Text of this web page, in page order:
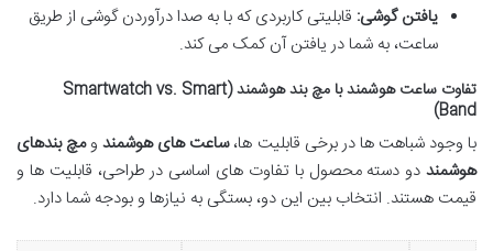
یافتن گوشی: قابلیتی کاربردی که با به صدا درآوردن گوشی از طریق
ساعت، به شما در یافتن آن کمک می کند.
تفاوت ساعت هوشمند با مچ بند هوشمند (Smartwatch vs. Smart
Band)
با وجود شباهت ها در برخی قابلیت ها،ساعت های هوشمندومچ بندهای
هوشمند دو دسته محصول با تفاوت های اساسی در طراحی، قابلیت ها و
قیمت هستند. انتخاب بین این دو، بستگی به نیازها و بودجه شما دارد.